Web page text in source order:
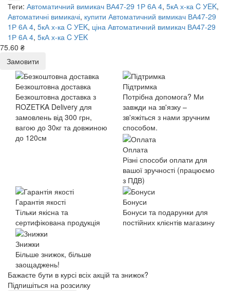
Теги: Автоматичний вимикач ВА47-29 1Р 6А 4, 5кА х-ка C УEK,
Автоматичні вимикачі, купити Автоматичний вимикач ВА47-29
1Р 6А 4, 5кА х-ка C УEK, ціна Автоматичний вимикач ВА47-29
1Р 6А 4, 5кА х-ка C УEK
75.60 ₴
Замовити
Безкоштовна доставка
Безкоштовна доставка з
ROZETKA Delivery для
замовлень від 300 грн,
вагою до 30кг та довжиною
до 120см
Підтримка
Потрібна допомога? Ми
завжди на зв'язку –
зв'яжіться з нами зручним
способом.
Оплата
Різні способи оплати для
вашої зручності (працюємо
з ПДВ)
Гарантія якості
Тільки якісна та
сертифікована продукція
Бонуси
Бонуси та подарунки для
постійних клієнтів магазину
Знижки
Більше знижок, більше
заощаджень!
Бажаєте бути в курсі всіх акцій та знижок?
Підпишіться на розсилку